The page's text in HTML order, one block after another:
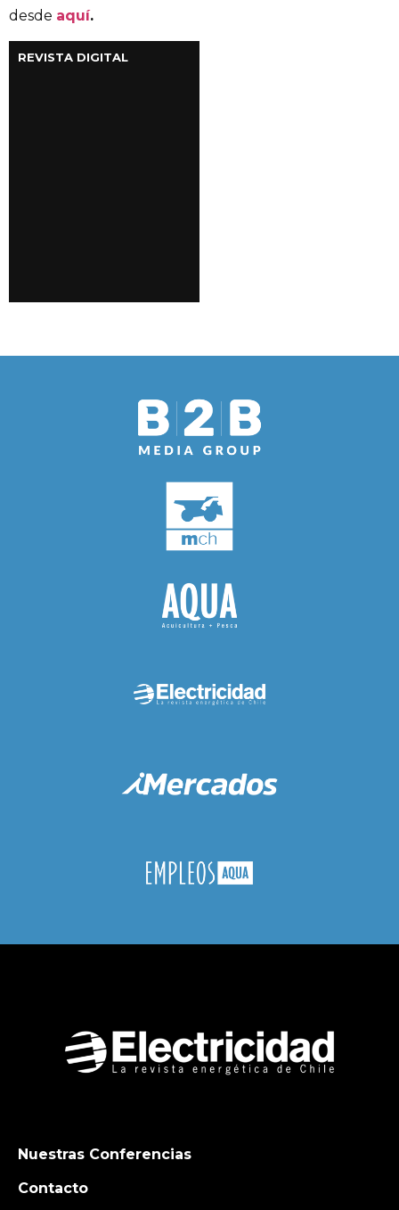
desde aquí.
REVISTA DIGITAL
Nuestras Conferencias
Contacto